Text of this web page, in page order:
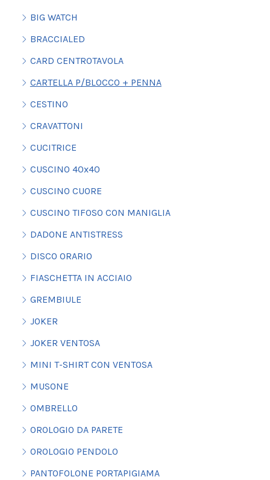
BIG WATCH
BRACCIALED
CARD CENTROTAVOLA
CARTELLA P/BLOCCO + PENNA
CESTINO
CRAVATTONI
CUCITRICE
CUSCINO 40x40
CUSCINO CUORE
CUSCINO TIFOSO CON MANIGLIA
DADONE ANTISTRESS
DISCO ORARIO
FIASCHETTA IN ACCIAIO
GREMBIULE
JOKER
JOKER VENTOSA
MINI T-SHIRT CON VENTOSA
MUSONE
OMBRELLO
OROLOGIO DA PARETE
OROLOGIO PENDOLO
PANTOFOLONE PORTAPIGIAMA